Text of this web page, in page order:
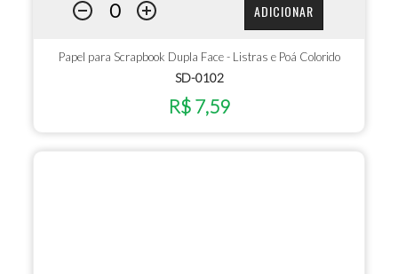
ADICIONAR
Papel para Scrapbook Dupla Face - Listras e Poá Colorido
SD-0102
R$ 7,59